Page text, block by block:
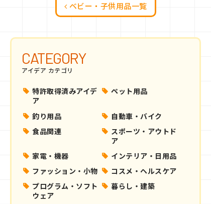
ベビー・子供用品一覧
CATEGORY
アイデア カテゴリ
特許取得済みアイデ
ア
ペット用品
釣り用品
自動車・バイク
食品関連
スポーツ・アウトド
ア
家電・機器
インテリア・日用品
ファッション・小物
コスメ・ヘルスケア
プログラム・ソフト
ウェア
暮らし・建築